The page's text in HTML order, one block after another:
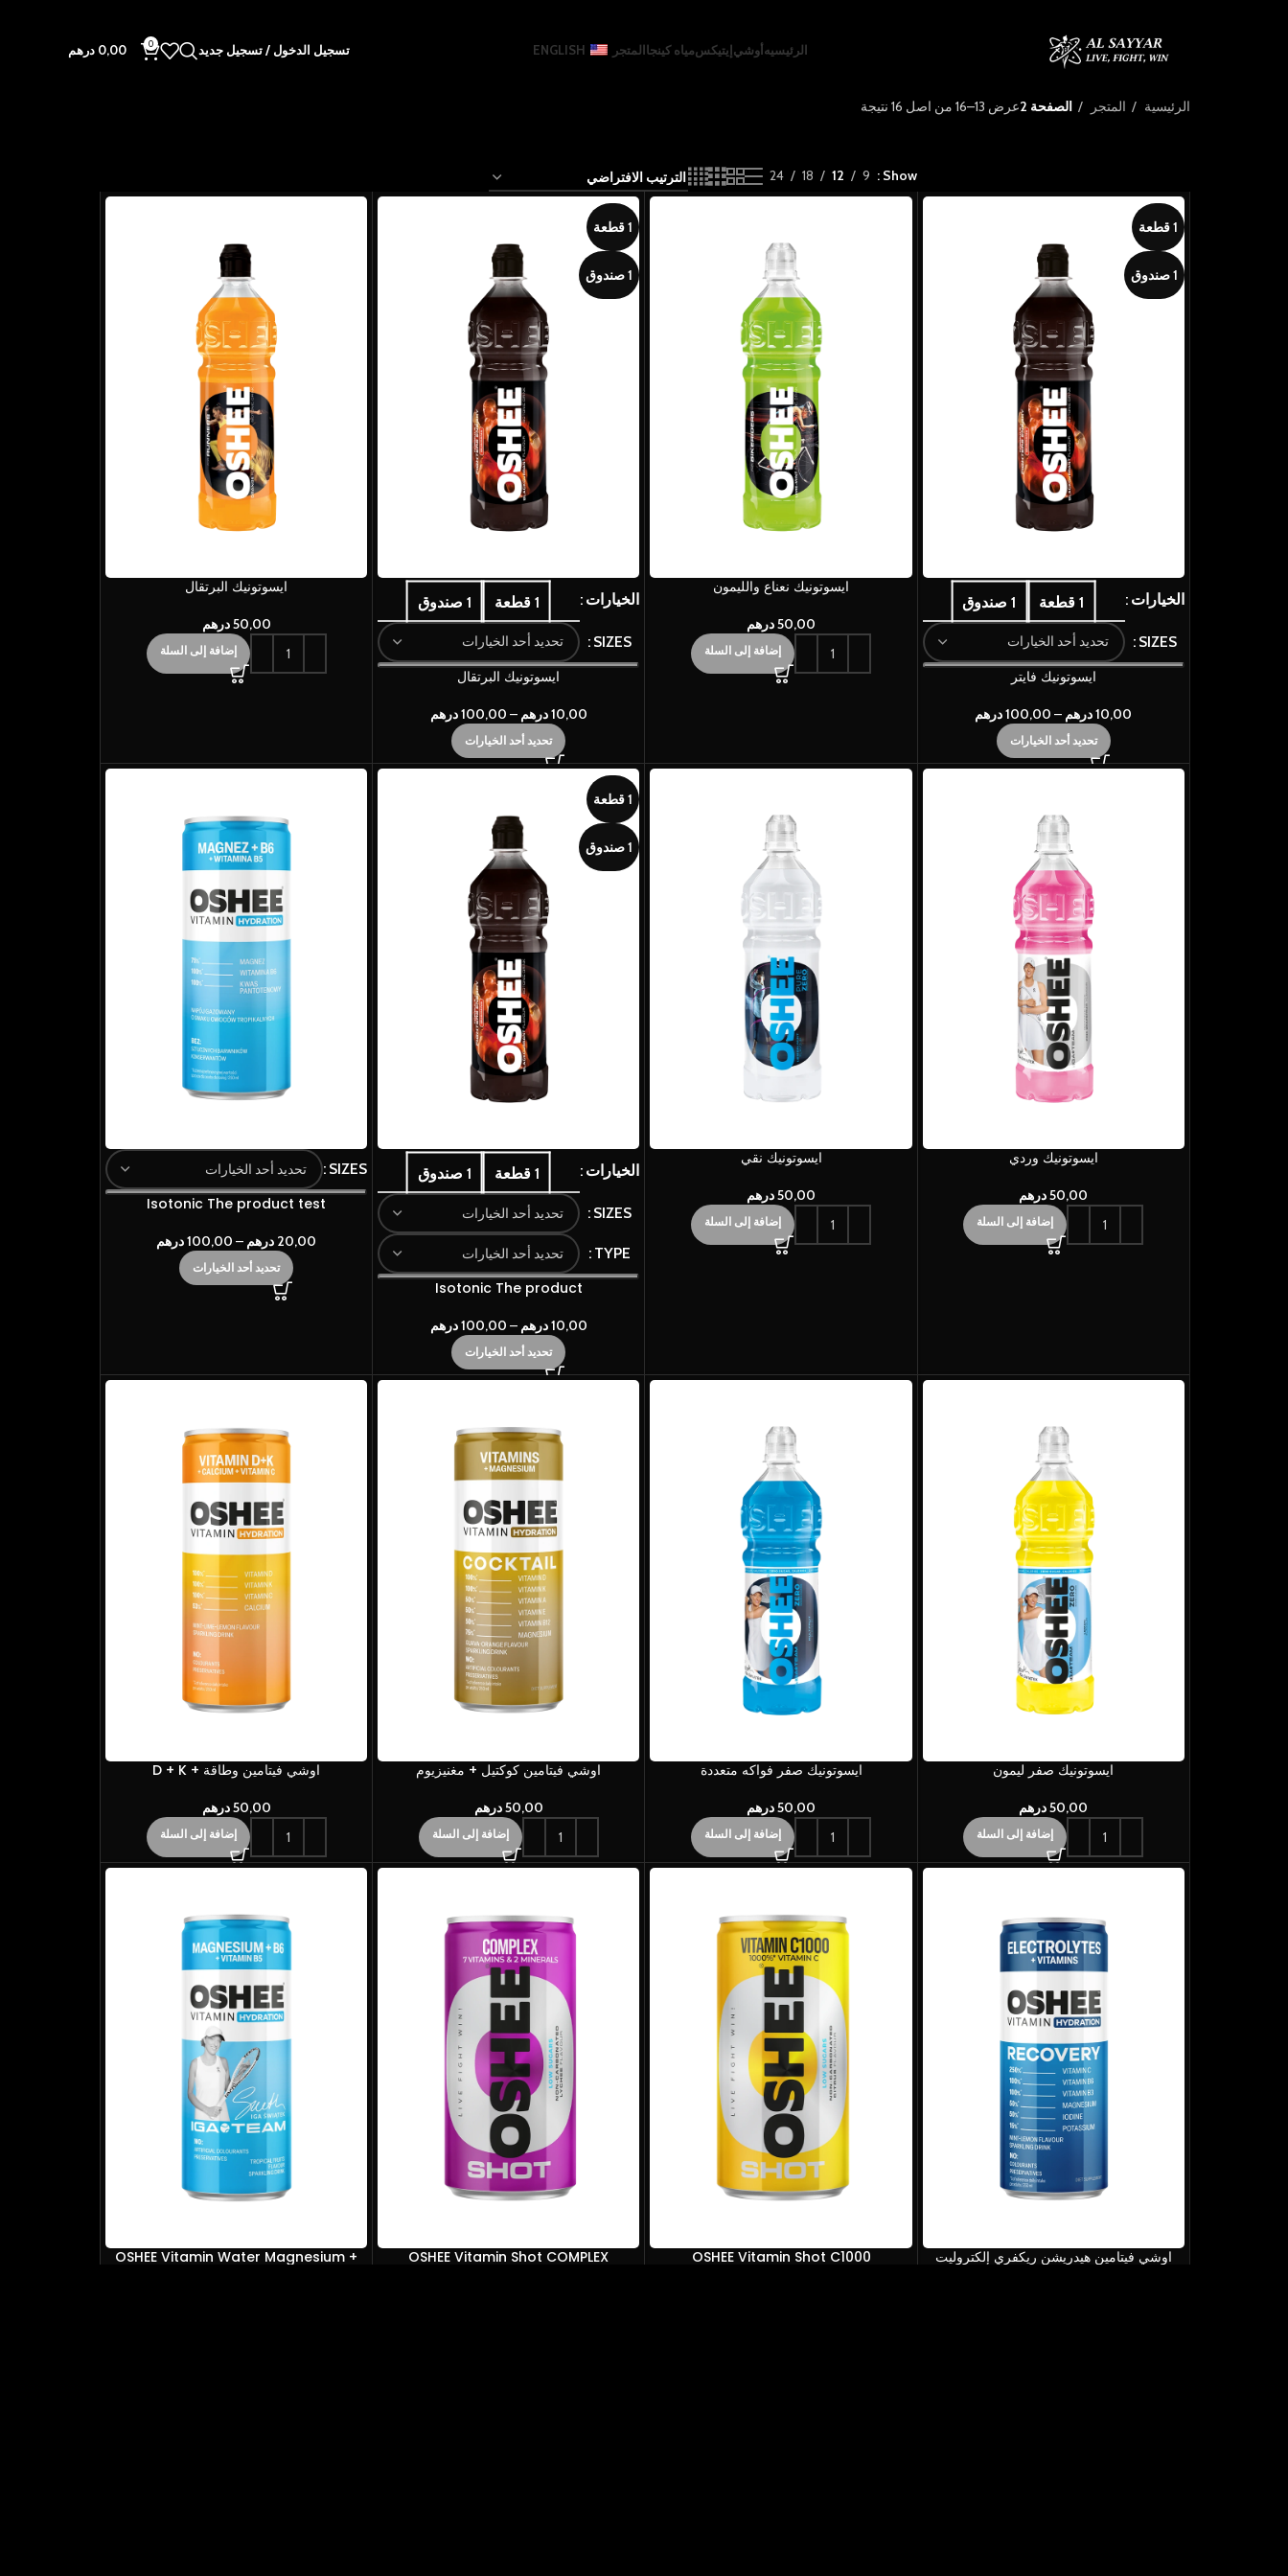
الرئيسيه أوشيإيتيكسمياه كينجاالمتجر ENGLISH تسجيل الدخول / تسجيل جديد 0
0,00 درهم
الرئيسية المتجر الصفحة 2 عرض 13–16 من أصل 16 نتيجة
Show
9
12
18
24
1 قطعة
1 صندوق
الخيارات 1 قطعة 1 صندوق
SIZES
ايسوتونيك فايتر
10,00درهم –
100,00درهم
تحديد أحد الخيارات
ايسوتونيك نعناع والليمون
50,00درهم
إضافة إلى السلة
1 قطعة
1 صندوق
الخيارات 1 قطعة 1 صندوق
SIZES
ايسوتونيك البرتقال
10,00درهم –
100,00درهم
تحديد أحد الخيارات
ايسوتونيك البرتقال
50,00درهم
إضافة إلى السلة
ايسوتونيك وردي
50,00درهم
إضافة إلى السلة
ايسوتونيك نقي
50,00درهم
إضافة إلى السلة
1 قطعة
1 صندوق
الخيارات 1 قطعة 1 صندوق
SIZES
TYPE
Isotonic The product
10,00درهم –
100,00درهم
تحديد أحد الخيارات
SIZES
Isotonic The product test
20,00 درهم –
100,00درهم
تحديد أحد الخيارات
ايسوتونيك صفر ليمون
50,00درهم
إضافة إلى السلة
ايسوتونيك صفر فواكه متعددة
50,00درهم
إضافة إلى السلة
اوشي فيتامين كوكتيل + مغنيزيوم
50,00درهم
إضافة إلى السلة
اوشي فيتامين وطاقة + D + K
50,00درهم
إضافة إلى السلة
اوشي فيتامين هيدريشن ريكفري إلكتروليت
OSHEE Vitamin Shot C1000
OSHEE Vitamin Shot COMPLEX
OSHEE Vitamin Water Magnesium +